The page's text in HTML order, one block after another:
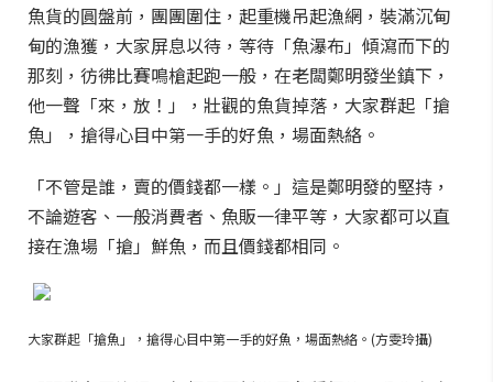
魚貨的圓盤前，團團圍住，起重機吊起漁網，裝滿沉甸
甸的漁獲，大家屏息以待，等待「魚瀑布」傾瀉而下的
那刻，彷彿比賽鳴槍起跑一般，在老闆鄭明發坐鎮下，
他一聲「來，放！」，壯觀的魚貨掉落，大家群起「搶
魚」，搶得心目中第一手的好魚，場面熱絡。
「不管是誰，賣的價錢都一樣。」這是鄭明發的堅持，
不論遊客、一般消費者、魚販一律平等，大家都可以直
接在漁場「搶」鮮魚，而且價錢都相同。
大家群起「搶魚」，搶得心目中第一手的好魚，場面熱絡。(方雯玲攝)